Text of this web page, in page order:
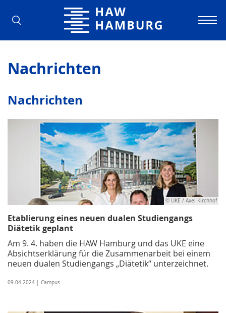
Hochschule für Angewandte
Nachrichten
Nachrichten
© UKE / Axel Kirchhof
Etablierung eines neuen dualen Studiengangs
Diätetik geplant
Am 9. 4. haben die HAW Hamburg und das UKE eine
Absichtserklärung für die Zusammenarbeit bei einem
neuen dualen Studiengangs „Diätetik“ unterzeichnet.
09.04.2024 | Campus